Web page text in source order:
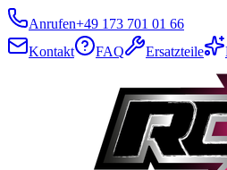
Anrufen+49 173 701 01 66
Kontakt
FAQ Ersatzteile